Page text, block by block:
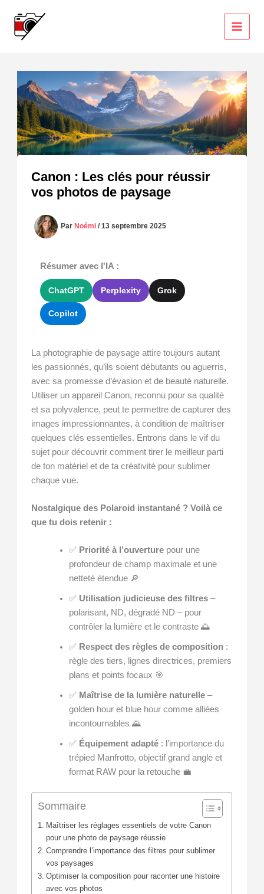
contenu
Canon : Les clés pour réussir
vos photos de paysage
ParNoémi/13 septembre 2025
Résumer avec l'IA :
ChatGPT Perplexity Grok
Copilot
La photographie de paysage attire toujours autant
les passionnés, qu’ils soient débutants ou aguerris,
avec sa promesse d’évasion et de beauté naturelle.
Utiliser un appareil Canon, reconnu pour sa qualité
et sa polyvalence, peut te permettre de capturer des
images impressionnantes, à condition de maîtriser
quelques clés essentielles. Entrons dans le vif du
sujet pour découvrir comment tirer le meilleur parti
de ton matériel et de ta créativité pour sublimer
chaque vue.
Nostalgique des Polaroid instantané ? Voilà ce
que tu dois retenir :
✅ Priorité à l’ouverturepour une
profondeur de champ maximale et une
netteté étendue 🔎
✅ Utilisation judicieuse des filtres–
polarisant, ND, dégradé ND – pour
contrôler la lumière et le contraste 🌅
✅ Respect des règles de composition:
règle des tiers, lignes directrices, premiers
plans et points focaux 🎯
✅ Maîtrise de la lumière naturelle–
golden hour et blue hour comme alliées
incontournables 🌄
✅ Équipement adapté: l’importance du
trépied Manfrotto, objectif grand angle et
format RAW pour la retouche 💼
Sommaire
Maîtriser les réglages essentiels de votre Canon
pour une photo de paysage réussie
Comprendre l’importance des filtres pour sublimer
vos paysages
Optimiser la composition pour raconter une histoire
avec vos photos